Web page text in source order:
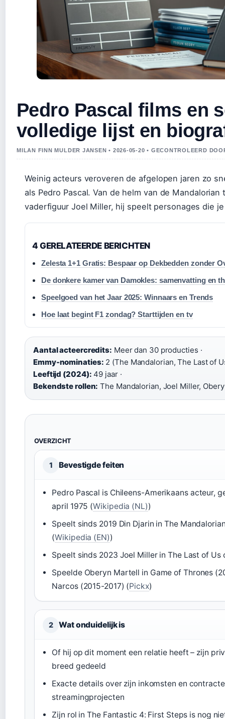
Pedro Pascal films en
volledige lijst en
MILAN FINN MULDER JANSEN • 2026-05-20 • GECONTROLEERD
Weinig acteurs veroveren de afgelopen jaren zo
als Pedro Pascal. Van de helm van de
vaderfiguur Joel Miller, hij speelt personages die
4 GERELATEERDE BERICHTEN
Zelesta 1+1 Gratis: Bespaar op Dekbedden zonder
De donkere kamer van Damokles: samenvatting en
Speelgoed van het Jaar 2025: Winnaars en Trends
Hoe laat begint F1 zondag? Starttijden en tv
Aantal acteercredits: Meer dan 30 producties ·
Emmy-nominaties: 2 (The Mandalorian, The Last of
Leeftijd (2024): 49 jaar ·
Bekendste rollen: The Mandalorian, Joel Miller,
OVERZICHT
1 Bevestigde feiten
Pedro Pascal is Chileens-Amerikaans acteur,
april 1975 (Wikipedia (NL))
Speelt sinds 2019 Din Djarin in The
(Wikipedia (EN))
Speelt sinds 2023 Joel Miller in The Last of Us
Speelde Oberyn Martell in Game of Thrones
Narcos (2015-2017) (Pickx)
2 Wat onduidelijk is
Of hij op dit moment een relatie heeft – zijn
breed gedeeld
Exacte details over zijn inkomsten en
streamingprojecten
Zijn rol in The Fantastic 4: First Steps is nog